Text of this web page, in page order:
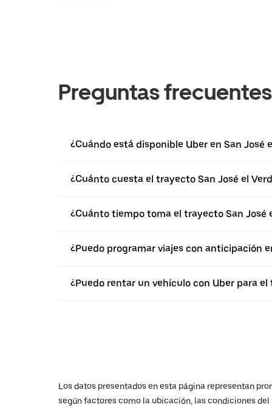
Preguntas frecuentes
¿Cuándo está disponible Uber en San José
¿Cuánto cuesta el trayecto San José el
¿Cuánto tiempo toma el trayecto San José
¿Puedo programar viajes con anticipación
¿Puedo rentar un vehículo con Uber para
Los datos presentados en esta página representan
según factores como la ubicación, las condiciones